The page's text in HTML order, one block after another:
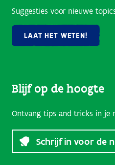
Suggesties voor nieuwe
LAAT HET WETEN!
Blijf op de hoogte
Ontvang tips and tricks in je
Schrijf in voor de